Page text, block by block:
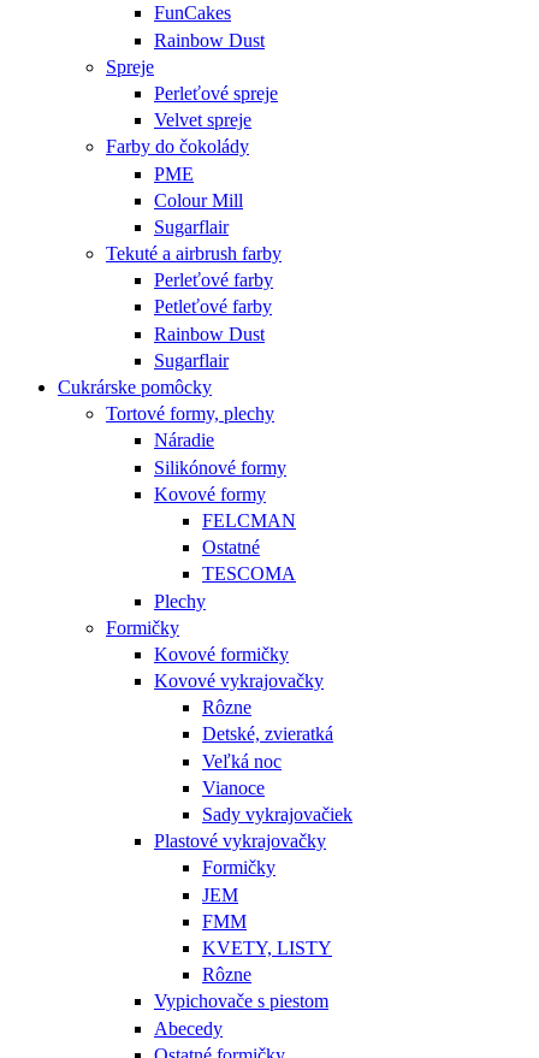
FunCakes
Rainbow Dust
Spreje
Perleťové spreje
Velvet spreje
Farby do čokolády
PME
Colour Mill
Sugarflair
Tekuté a airbrush farby
Perleťové farby
Petleťové farby
Rainbow Dust
Sugarflair
Cukrárske pomôcky
Tortové formy, plechy
Náradie
Silikónové formy
Kovové formy
FELCMAN
Ostatné
TESCOMA
Plechy
Formičky
Kovové formičky
Kovové vykrajovačky
Rôzne
Detské, zvieratká
Veľká noc
Vianoce
Sady vykrajovačiek
Plastové vykrajovačky
Formičky
JEM
FMM
KVETY, LISTY
Rôzne
Vypichovače s piestom
Abecedy